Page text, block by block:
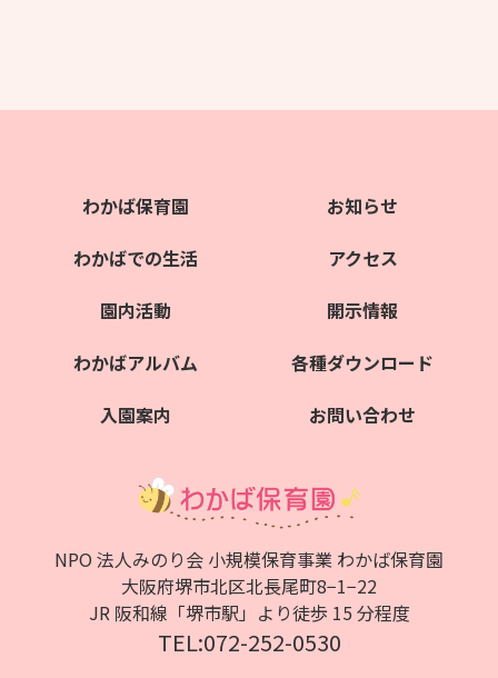
わかば保育園
わかばでの生活
園内活動
わかばアルバム
入園案内
お知らせ
アクセス
開示情報
各種ダウンロード
お問い合わせ
NPO 法人みのり会 小規模保育事業 わかば保育園
大阪府堺市北区北⻑尾町8−1−22
JR 阪和線「堺市駅」より徒歩 15 分程度
TEL:072-252-0530